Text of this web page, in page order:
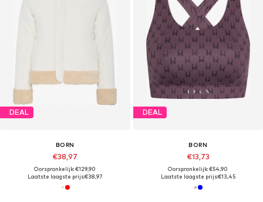
DEAL
BORN
€38,97
Oorspronkelijk: €129,90
Laatste laagste prijs:€38,97
DEAL
BORN
€13,73
Oorspronkelijk: €54,90
Laatste laagste prijs:€13,45